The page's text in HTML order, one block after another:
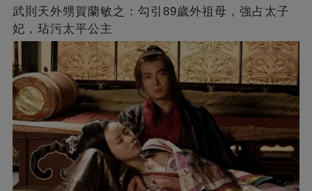
武則天外甥賀蘭敏之：勾引89歲外祖母，強占太子
妃，玷污太平公主